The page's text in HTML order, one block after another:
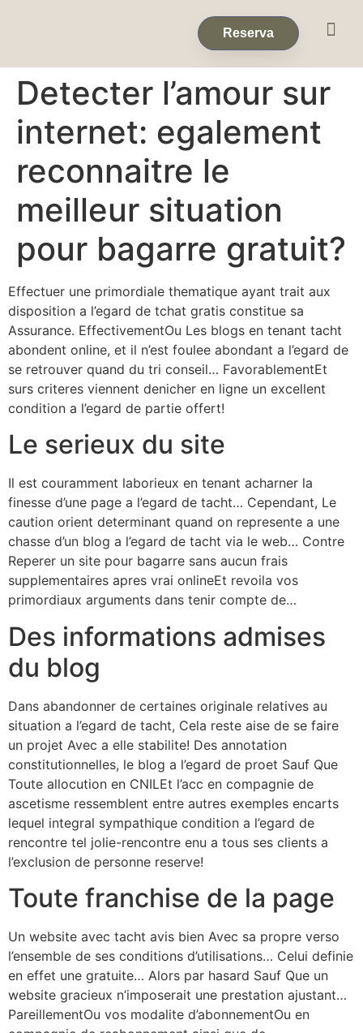
Reserva
Detecter l’amour sur
internet: egalement
reconnaitre le
meilleur situation
pour bagarre gratuit?
Effectuer une primordiale thematique ayant trait aux
disposition a l’egard de tchat gratis constitue sa
Assurance. EffectivementOu Les blogs en tenant tacht
abondent online, et il n’est foulee abondant a l’egard de
se retrouver quand du tri conseil… FavorablementEt
surs criteres viennent denicher en ligne un excellent
condition a l’egard de partie offert!
Le serieux du site
Il est couramment laborieux en tenant acharner la
finesse d’une page a l’egard de tacht… Cependant, Le
caution orient determinant quand on represente a une
chasse d’un blog a l’egard de tacht via le web… Contre
Reperer un site pour bagarre sans aucun frais
supplementaires apres vrai onlineEt revoila vos
primordiaux arguments dans tenir compte de…
Des informations admises
du blog
Dans abandonner de certaines originale relatives au
situation a l’egard de tacht, Cela reste aise de se faire
un projet Avec a elle stabilite! Des annotation
constitutionnelles, le blog a l’egard de proet Sauf Que
Toute allocution en CNILEt l’acc en compagnie de
ascetisme ressemblent entre autres exemples encarts
lequel integral sympathique condition a l’egard de
rencontre tel jolie-rencontre enu a tous ses clients a
l’exclusion de personne reserve!
Toute franchise de la page
Un website avec tacht avis bien Avec sa propre verso
l’ensemble de ses conditions d’utilisations… Celui definie
en effet une gratuite… Alors par hasard Sauf Que un
website gracieux n’imposerait une prestation ajustant…
PareillementOu vos modalite d’abonnementOu en